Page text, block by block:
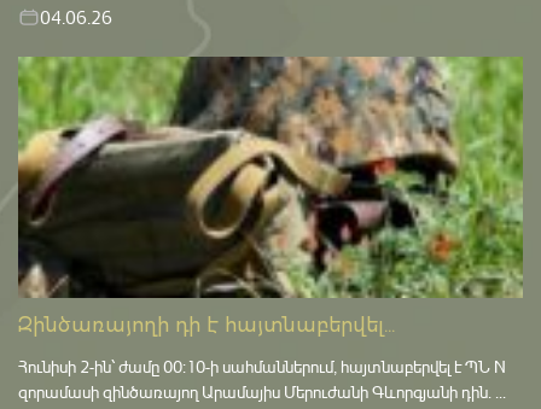
04.06.26
Զինծառայողի դի է հայտնաբերվել...
Հունիսի 2-ին՝ ժամը 00:10-ի սահմաններում, հայտնաբերվել է ՊՆ N
զորամասի զինծառայող Արամայիս Մերուժանի Գևորգյանի դին. ...